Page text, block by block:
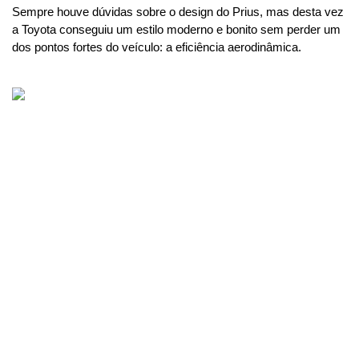
Sempre houve dúvidas sobre o design do Prius, mas desta vez
a Toyota conseguiu um estilo moderno e bonito sem perder um
dos pontos fortes do veículo: a eficiência aerodinâmica.